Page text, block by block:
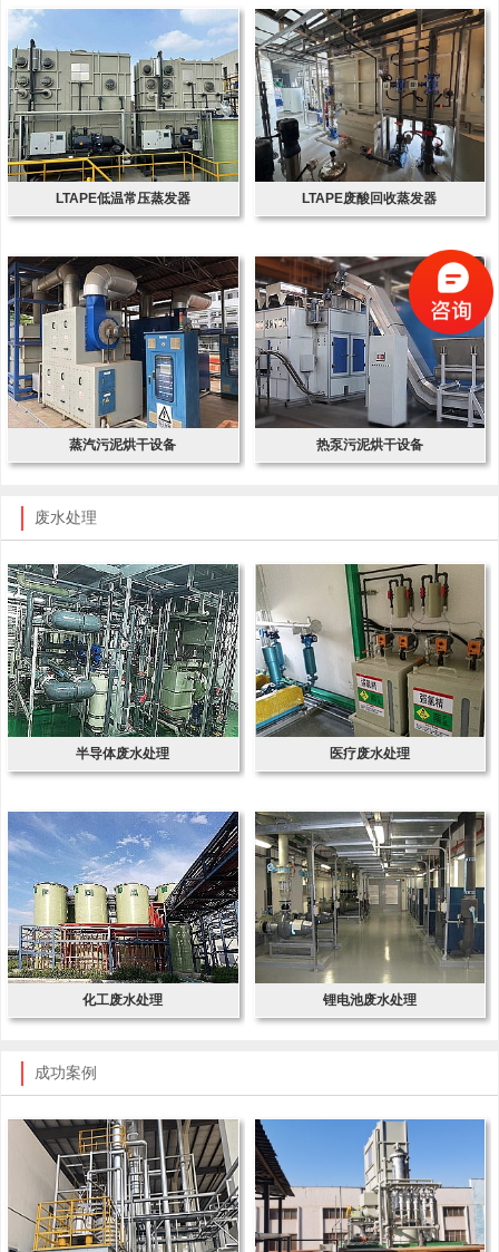
LTAPE低温常压蒸发器 LTAPE废酸回收蒸发器
蒸汽污泥烘干设备 热泵污泥烘干设备
废水处理
半导体废水处理 医疗废水处理
化工废水处理 锂电池废水处理
成功案例